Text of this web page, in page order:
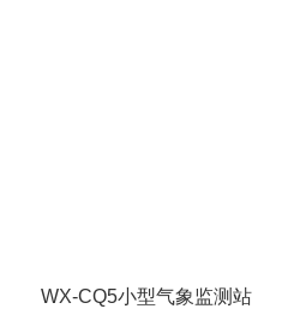
WX-CQ5小型气象监测站